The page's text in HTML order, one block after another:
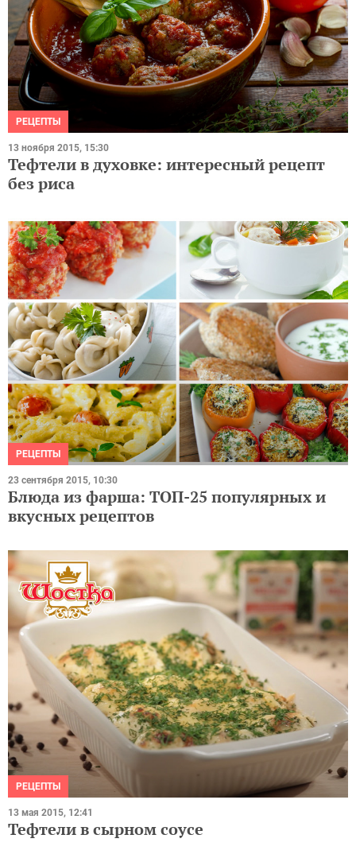
РЕЦЕПТЫ
13 ноября 2015, 15:30
Тефтели в духовке: интересный рецепт
без риса
РЕЦЕПТЫ
23 сентября 2015, 10:30
Блюда из фарша: ТОП-25 популярных и
вкусных рецептов
РЕЦЕПТЫ
13 мая 2015, 12:41
Тефтели в сырном соусе